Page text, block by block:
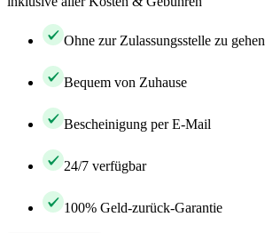
Ohne zur Zulassungsstelle zu gehen
Bequem von Zuhause
Bescheinigung per E-Mail
24/7 verfügbar
100% Geld-zurück-Garantie